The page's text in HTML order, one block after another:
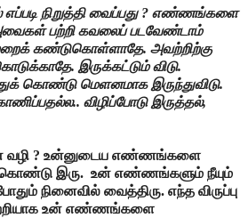
நிறுத்தி வைப்பது ? எண்ணங்களை
அவைகள் பற்றி கவலைப் படவேண்டாம்
கண்டுகொள்ளாதே. அவற்றிற்கு
இருக்கட்டும் விடு.
கொண்டு மெளனமாக இருந்துவிடு.
விழிப்போடு இருத்தல்,
வழி ? உன்னுடைய எண்ணங்களை
இரு. உன் எண்ணங்களும் நீயும்
நினைவில் வைத்திரு. எந்த விருப்பு
உன் எண்ணங்களை